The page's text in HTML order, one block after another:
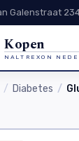
Galenstraat
Kopen
NALTREXON
Diabetes